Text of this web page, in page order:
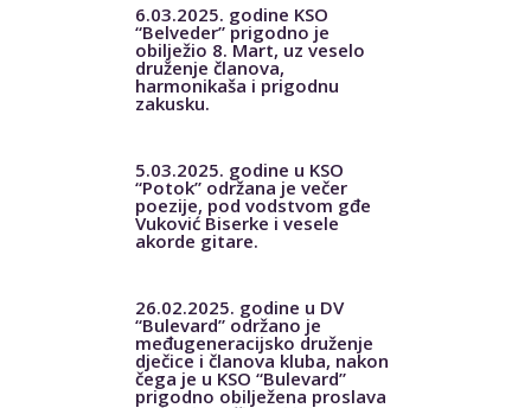
6.03.2025. godine KSO
“Belveder” prigodno je
obilježio 8. Mart, uz veselo
druženje članova,
harmonikaša i prigodnu
zakusku.
5.03.2025. godine u KSO
“Potok” održana je večer
poezije, pod vodstvom gđe
Vuković Biserke i vesele
akorde gitare.
26.02.2025. godine u DV
“Bulevard” održano je
međugeneracijsko druženje
dječice i članova kluba, nakon
čega je u KSO “Bulevard”
prigodno obilježena proslava